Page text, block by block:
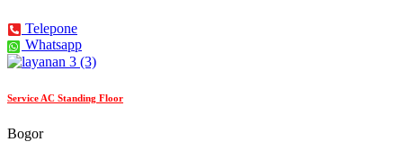
Telepone
Whatsapp
Service AC Standing Floor
Bogor